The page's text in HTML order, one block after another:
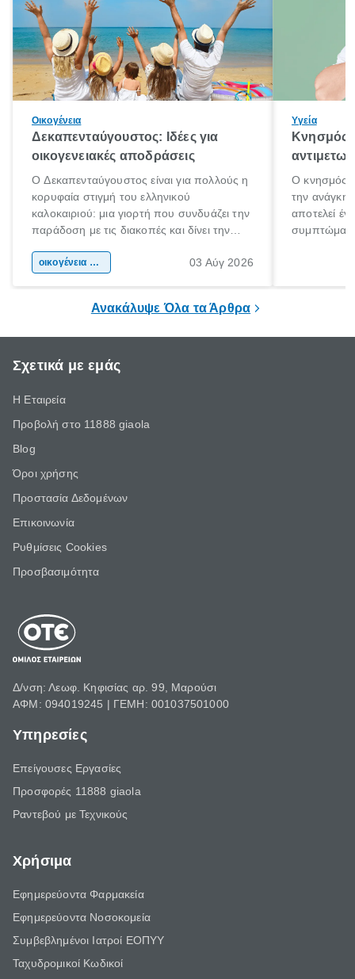
Οικογένεια
Δεκαπενταύγουστος: Ιδέες για
οικογενειακές αποδράσεις
Ο Δεκαπενταύγουστος είναι για πολλούς η
κορυφαία στιγμή του ελληνικού
καλοκαιριού: μια γιορτή που συνδυάζει την
παράδοση με τις διακοπές και δίνει την
χώρας. Είτε πρόκειται για λίγες μέρες
οικογένεια & παιδί 03 Αύγ 2026
Υγεία
Κνησμός:
Ο κνησμός
την ανάγκη
αποτελεί
Ανακάλυψε Όλα τα Άρθρα
Σχετικά με εμάς
Η Εταιρεία
Προβολή στο 11888 giaola
Blog
Όροι χρήσης
Προστασία Δεδομένων
Επικοινωνία
Ρυθμίσεις Cookies
Προσβασιμότητα
Δ/νση: Λεωφ. Κηφισίας αρ. 99, Μαρούσι
ΑΦΜ: 094019245 | ΓΕΜΗ: 001037501000
Υπηρεσίες
Επείγουσες Εργασίες
Προσφορές 11888 giaola
Ραντεβού με Τεχνικούς
Χρήσιμα
Εφημερεύοντα Φαρμακεία
Εφημερεύοντα Νοσοκομεία
Συμβεβλημένοι Ιατροί ΕΟΠΥΥ
Ταχυδρομικοί Κωδικοί